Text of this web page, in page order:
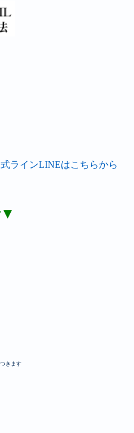
ラインLINEはこちらから
▼
きます